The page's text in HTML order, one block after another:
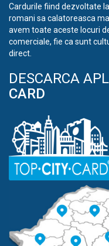
Cardurile fiind dezvoltate
romani sa calatoreasca
avem toate aceste locuri
comerciale, fie ca sunt
direct.
DESCARCA
CARD